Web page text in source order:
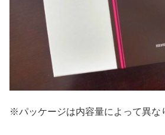
※パッケージは内容量によって異な